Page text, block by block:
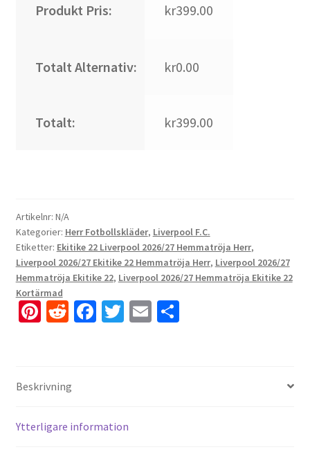
Produkt Pris: kr399.00
Totalt Alternativ: kr0.00
Totalt: kr399.00
Artikelnr: N/A
Kategorier: Herr Fotbollskläder, Liverpool F.C.
Etiketter: Ekitike 22 Liverpool 2026/27 Hemmatröja Herr,
Liverpool 2026/27 Ekitike 22 Hemmatröja Herr, Liverpool 2026/27
Hemmatröja Ekitike 22, Liverpool 2026/27 Hemmatröja Ekitike 22
Kortärmad
Pi
es
t
R
di
t
Fa
k
T E D
Beskrivning
Ytterligare information